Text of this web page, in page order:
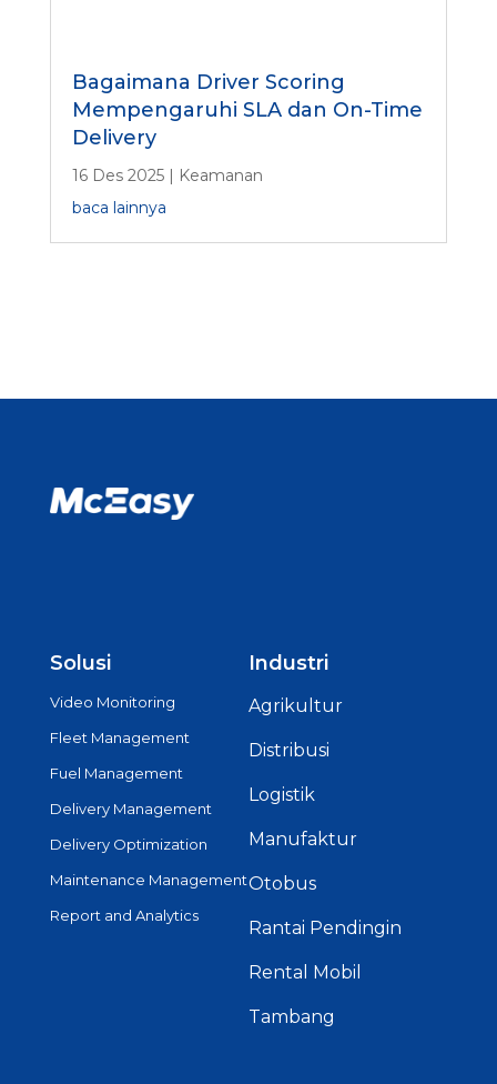
Bagaimana Driver Scoring
Mempengaruhi SLA dan On-Time
Delivery
16 Des 2025| Keamanan
baca lainnya
Solusi
Video Monitoring
Fleet Management
Fuel Management
Delivery Management
Delivery Optimization
Maintenance Management
Report and Analytics
Industri
Agrikultur
Distribusi
Logistik
Manufaktur
Otobus
Rantai Pendingin
Rental Mobil
Tambang